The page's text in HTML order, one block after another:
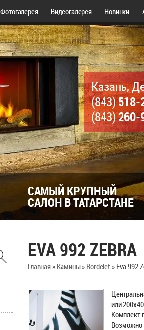
Фотогалерея Видеогалерея Новинки
Казань,
(843)518-
(843)260-
САМЫЙ КРУПНЫЙ
САЛОН В ТАТАРСТАНЕ
EVA 992 ZEBRA
Главная» Камины» Bordelet » Eva 992
или
Комплект
Возможно